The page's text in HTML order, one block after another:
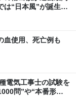
“日本風”が誕生｜
使用、死亡例も
電気工事士の試験を
問”や“本番形式